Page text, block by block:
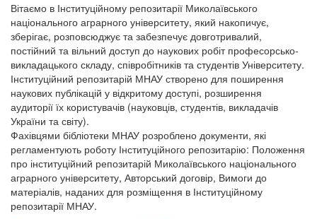
Вітаємо в Інституційному репозитарії Миколаївського
національного аграрного університету, який накопичує,
зберігає, розповсюджує та забезпечує довготривалий,
постійний та вільний доступ до наукових робіт професорсько-
викладацького складу, співробітників та студентів Університету.
Інституційний репозитарій МНАУ створено для поширення
наукових публікацій у відкритому доступі, розширення
аудиторії їх користувачів (науковців, студентів, викладачів
України та світу).
Фахівцями бібліотеки МНАУ розроблено документи, які
регламентують роботу Інституційного репозитарію: Положення
про інституційний репозитарій Миколаївського національного
аграрного університету, Авторський договір, Вимоги до
матеріалів, наданих для розміщення в Інституційному
репозитарії МНАУ.